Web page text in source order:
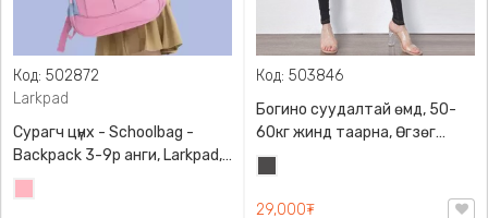
Код: 502872
Larkpad
Сурагч цүнх - Schoolbag -
Backpack 3-9р анги, Larkpad,
9009-10128, Цацруулагчтай,
Олон тасалгаатай
Код: 503846
Богино суудалтай өмд, 50-
60кг жинд таарна, Өгзөг
өргөгчтэй
29,000₮